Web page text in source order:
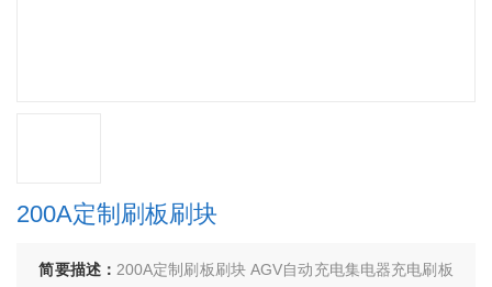
200A定制刷板刷块
简要描述：200A定制刷板刷块 AGV自动充电集电器充电刷板